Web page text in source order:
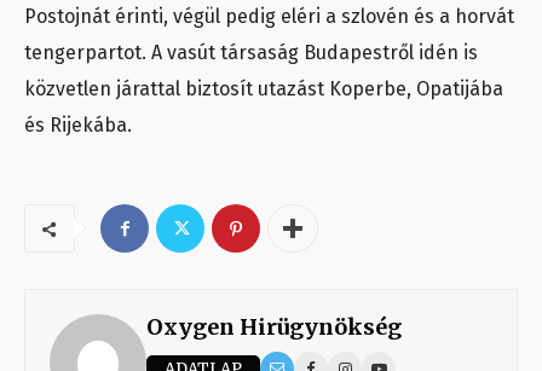
Postojnát érinti, végül pedig eléri a szlovén és a horvát
tengerpartot. A vasút társaság Budapestről idén is
közvetlen járattal biztosít utazást Koperbe, Opatijába
és Rijekába.
Oxygen Hirügynökség